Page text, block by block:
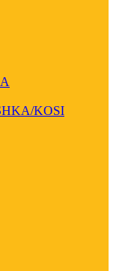
KOSI